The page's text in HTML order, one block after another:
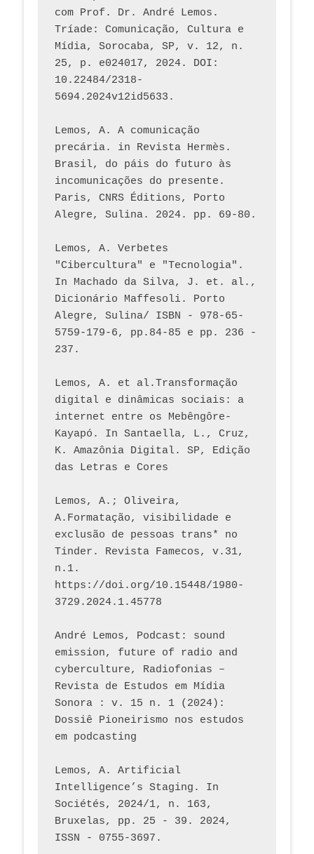
com Prof. Dr. André Lemos.
Tríade: Comunicação, Cultura e
Mídia, Sorocaba, SP, v. 12, n.
25, p. e024017, 2024. DOI:
10.22484/2318-
5694.2024v12id5633.
Lemos, A. A comunicação
precária. in Revista Hermès.
Brasil, do páis do futuro às
incomunicações do presente.
Paris, CNRS Éditions, Porto
Lemos, A. Verbetes
"Cibercultura" e "Tecnologia".
In Machado da Silva, J. et. al.,
Dicionário Maffesoli. Porto
Alegre, Sulina/ ISBN - 978-65-
5759-179-6, pp.84-85 e pp. 236 -
237.
Lemos, A. et al.Transformação
digital e dinâmicas sociais: a
internet entre os Mebêngôre-
Kayapó. In Santaella, L., Cruz,
K. Amazônia Digital. SP, Edição
das Letras e Cores
Lemos, A.; Oliveira,
A.Formatação, visibilidade e
exclusão de pessoas trans* no
Tinder. Revista Famecos, v.31,
n.1.
https://doi.org/10.15448/1980-
3729.2024.1.45778
André Lemos, Podcast: sound
emission, future of radio and
cyberculture, Radiofonias –
Revista de Estudos em Mídia
Sonora : v. 15 n. 1 (2024):
Dossiê Pioneirismo nos estudos
em podcasting
Lemos, A. Artificial
Intelligence’s Staging. In
Sociétés, 2024/1, n. 163,
Bruxelas, pp. 25 - 39. 2024,
ISSN - 0755-3697.